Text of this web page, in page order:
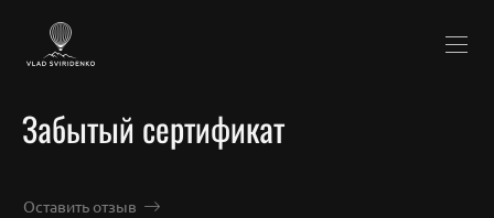
Забытый сертификат
Оставить отзыв